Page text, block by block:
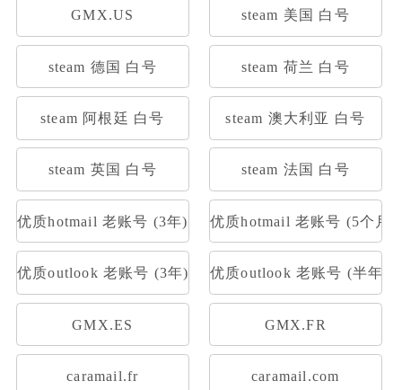
GMX.US steam 美国 白号
steam 德国 白号 steam 荷兰 白号
steam 阿根廷 白号 steam 澳大利亚 白号
steam 英国 白号 steam 法国 白号
优质hotmail 老账号 (3年) 优质hotmail 老账号 (5个月)
优质outlook 老账号 (3年) 优质outlook 老账号 (半年)
GMX.ES GMX.FR
caramail.fr caramail.com